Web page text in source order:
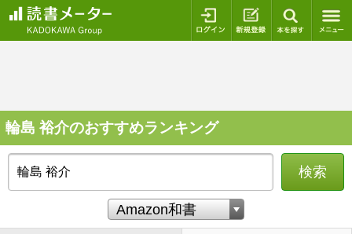
ログイン 新規登録
輪島 裕介のおすすめランキング
検索